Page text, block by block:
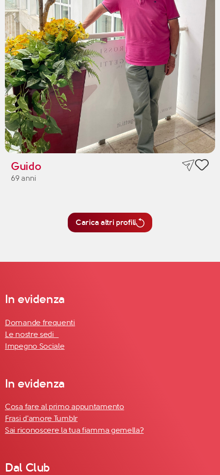
Guido
69 anni
Carica altri profili
In evidenza
Domande frequenti
Le nostre sedi
Impegno Sociale
In evidenza
Cosa fare al primo appuntamento
Frasi d'amore Tumblr
Sai riconoscere la tua fiamma gemella?
Dal Club